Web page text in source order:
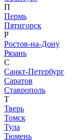
П
Пермь
Пятигорск
Р
Ростов-на-Дону
Рязань
С
Санкт-Петербург
Саратов
Ставрополь
Т
Тверь
Томск
Тула
Тюмень